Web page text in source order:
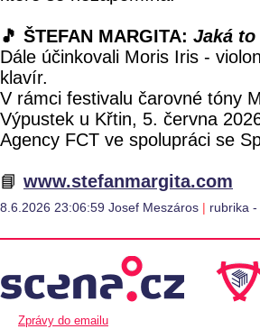
🎵 ŠTEFAN MARGITA: Jaká to
Dále účinkovali Moris Iris -
klavír.
V rámci festivalu čarovné tóny
Výpustek u Křtin, 5. června
Agency FCT ve spolupráci se
📘 www.stefanmargita.com
8.6.2026 23:06:59 Josef Meszáros | rubrika -
Zprávy do emailu